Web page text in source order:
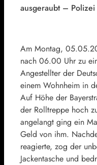
ausgeraubt –
Am Montag,
nach 06.00 Uhr zu
Angestellter der
einem Wohnheim in
Auf Höhe der
der Rolltreppe hoch
angelangt ging ein
Geld von ihm.
reagierte, zog der
Jackentasche und